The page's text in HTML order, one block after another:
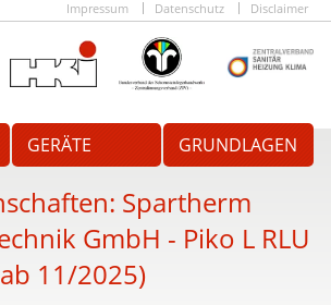
Impressum Datenschutz Disclaimer
GERÄTE GRUNDLAGEN
Spartherm
GmbH - Piko L RLU
11/2025)